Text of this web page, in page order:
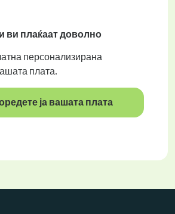
ви плаќаатдоволно
персонализирана
плата.
ја вашата плата